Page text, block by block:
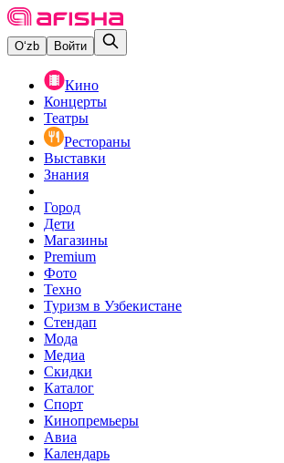
O‘zb Войти
Кино
Концерты
Театры
Рестораны
Выставки
Знания
Город
Дети
Магазины
Premium
Фото
Техно
Туризм в Узбекистане
Стендап
Мода
Медиа
Скидки
Каталог
Спорт
Кинопремьеры
Авиа
Календарь